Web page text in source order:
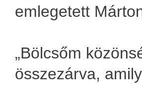
emlegetett
„Bölcsőm
összezárva,